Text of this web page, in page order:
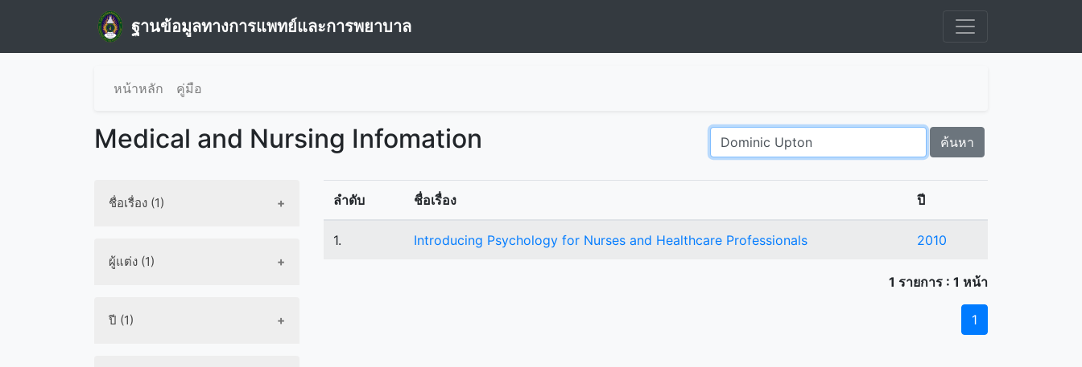
ฐานข้อมูลทางการแพทย์และการพยาบาล
หน้าหลัก คู่มือ
Medical and Nursing Infomation ค้นหา
ชื่อเรื่อง (1)
ผู้แต่ง (1)
ปี (1)
ลำดับ ชื่อเรื่อง ปี
1. Introducing Psychology for Nurses and Healthcare Professionals 2010
1 รายการ : 1 หน้า
1